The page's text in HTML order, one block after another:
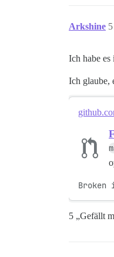
Arkshine 5
Ich habe
Ich glaube,
5 „Gefällt